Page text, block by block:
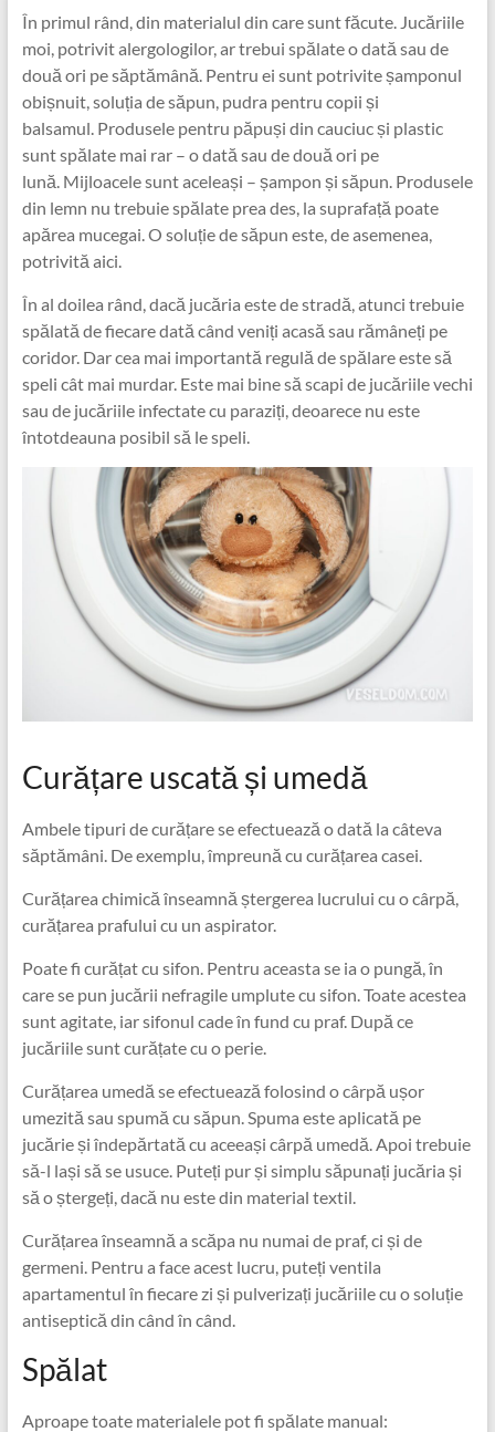
În primul rând, din materialul din care sunt făcute. Jucăriile
moi, potrivit alergologilor, ar trebui spălate o dată sau de
două ori pe săptămână. Pentru ei sunt potrivite șamponul
obișnuit, soluția de săpun, pudra pentru copii și
balsamul. Produsele pentru păpuși din cauciuc și plastic
sunt spălate mai rar – o dată sau de două ori pe
lună. Mijloacele sunt aceleași – șampon și săpun. Produsele
din lemn nu trebuie spălate prea des, la suprafață poate
apărea mucegai. O soluție de săpun este, de asemenea,
potrivită aici.
În al doilea rând, dacă jucăria este de stradă, atunci trebuie
spălată de fiecare dată când veniți acasă sau rămâneți pe
coridor. Dar cea mai importantă regulă de spălare este să
speli cât mai murdar. Este mai bine să scapi de jucăriile vechi
sau de jucăriile infectate cu paraziți, deoarece nu este
întotdeauna posibil să le speli.
Curățare uscată și umedă
Ambele tipuri de curățare se efectuează o dată la câteva
săptămâni. De exemplu, împreună cu curățarea casei.
Curățarea chimică înseamnă ștergerea lucrului cu o cârpă,
curățarea prafului cu un aspirator.
Poate fi curățat cu sifon. Pentru aceasta se ia o pungă, în
care se pun jucării nefragile umplute cu sifon. Toate acestea
sunt agitate, iar sifonul cade în fund cu praf. După ce
jucăriile sunt curățate cu o perie.
Curățarea umedă se efectuează folosind o cârpă ușor
umezită sau spumă cu săpun. Spuma este aplicată pe
jucărie și îndepărtată cu aceeași cârpă umedă. Apoi trebuie
să-l lași să se usuce. Puteți pur și simplu săpunați jucăria și
să o ștergeți, dacă nu este din material textil.
Curățarea înseamnă a scăpa nu numai de praf, ci și de
germeni. Pentru a face acest lucru, puteți ventila
apartamentul în fiecare zi și pulverizați jucăriile cu o soluție
antiseptică din când în când.
Spălat
Aproape toate materialele pot fi spălate manual: